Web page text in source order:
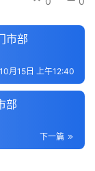
市部
月15日 上午12:40
部
下一篇